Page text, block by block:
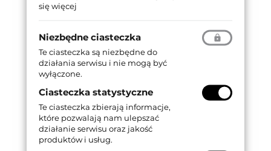
się więcej
Niezbędne ciasteczka
Te ciasteczka są niezbędne do
działania serwisu i nie mogą być
wyłączone.
Ciasteczka statystyczne
Te ciasteczka zbierają informacje,
które pozwalają nam ulepszać
działanie serwisu oraz jakość
produktów i usług.